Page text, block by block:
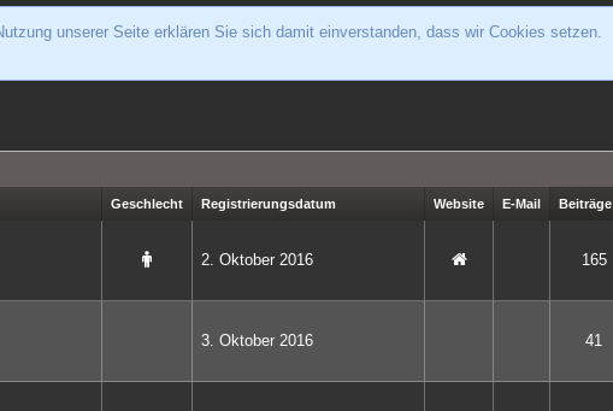
unserer Seite erklären Sie sich damit einverstanden, dass wir Cookies setzen.
Geschlecht Registrierungsdatum Website E-Mail Beiträge
2. Oktober 2016 165
3. Oktober 2016 41